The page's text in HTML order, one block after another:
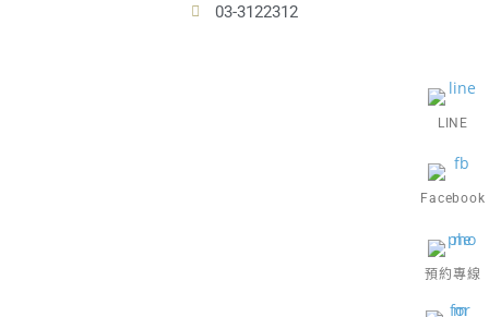
03-3122312
預約專線
Facebook
LINE